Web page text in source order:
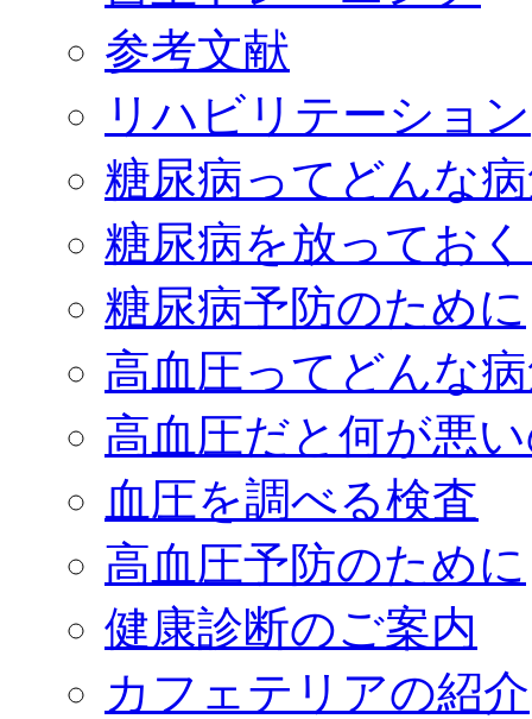
参考文献
リハビリテーション
糖尿病ってどんな
糖尿病を放ってお
糖尿病予防のために
高血圧ってどんな
高血圧だと何が悪
血圧を調べる検査
高血圧予防のために
健康診断のご案内
カフェテリアの紹介